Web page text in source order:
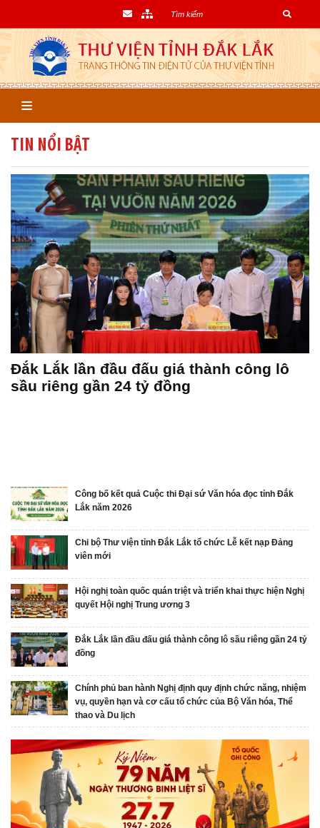
TIN NỔI BẬT
Công bố kết quả Cuộc thi Đại sứ Văn
hóa đọc tỉnh Đắk Lắk năm 2026
Chi bộ Thư viện tỉnh Đắk Lắk tổ chức Lễ
kết nạp Đảng viên mới
Hội nghị toàn quốc quán triệt và triển
khai thực hiện Nghị quyết Hội nghị Trung
Đắk Lắk lần đầu đấu giá thành công lô
sầu riêng gần 24 tỷ đồng
Chính phủ ban hành Nghị định quy định
chức năng, nhiệm vụ, quyền hạn và cơ
Công bố kết quả Cuộc thi Đại sứ Văn hóa đọc tỉnh Đắk
Lắk năm 2026
Chi bộ Thư viện tỉnh Đắk Lắk tổ chức Lễ kết nạp Đảng
viên mới
Hội nghị toàn quốc quán triệt và triển khai thực hiện Nghị
quyết Hội nghị Trung ương 3
Đắk Lắk lần đầu đấu giá thành công lô sầu riêng gần 24 tỷ
đồng
Chính phủ ban hành Nghị định quy định chức năng, nhiệm
vụ, quyền hạn và cơ cấu tổ chức của Bộ Văn hóa, Thể
thao và Du lịch